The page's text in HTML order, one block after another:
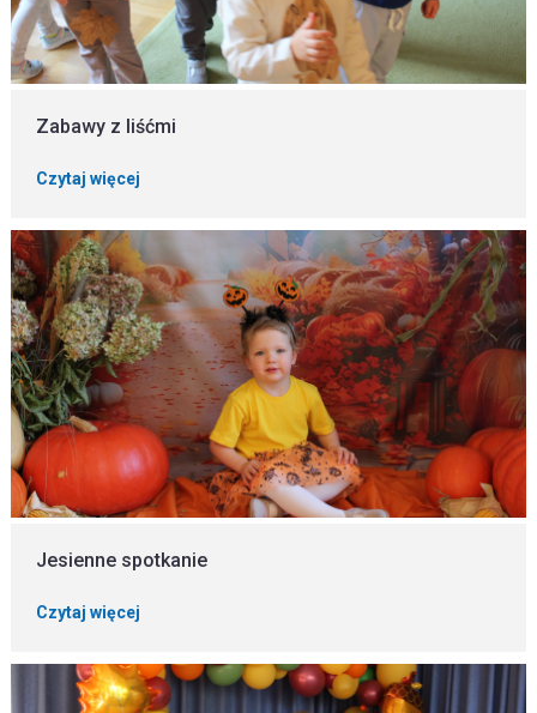
Zabawy z liśćmi
Czytaj więcej
Jesienne spotkanie
Czytaj więcej